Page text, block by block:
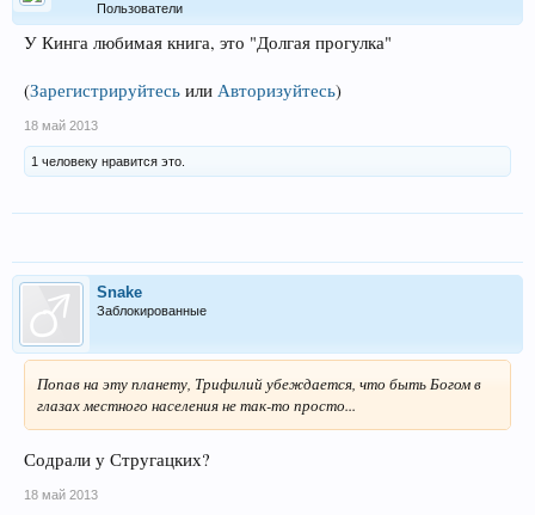
Пользователи
У Кинга любимая книга, это "Долгая прогулка"
(Зарегистрируйтесь или Авторизуйтесь)
18 май 2013
1 человеку нравится это.
Snake
Заблокированные
Попав на эту планету, Трифилий убеждается, что быть Богом в
глазах местного населения не так-то просто...
Содрали у Стругацких?
18 май 2013